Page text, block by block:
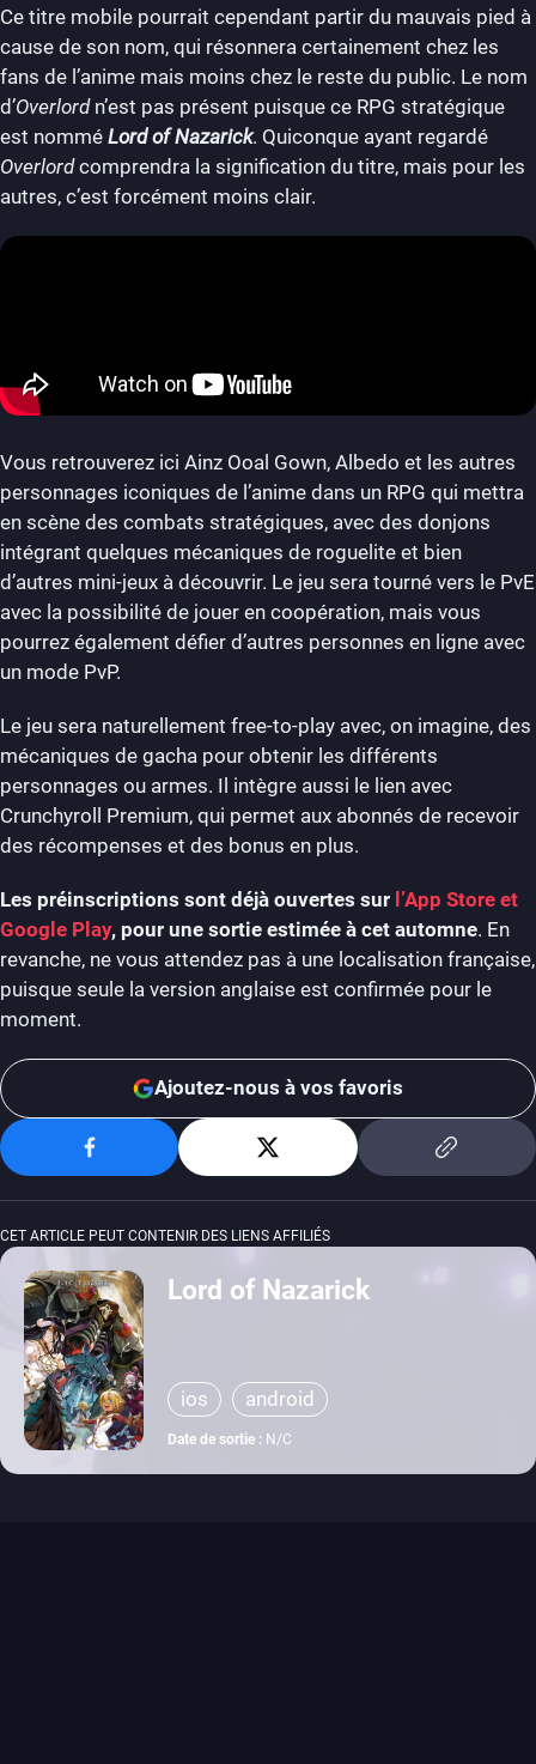
Ce titre mobile pourrait cependant partir du mauvais pied à
cause de son nom, qui résonnera certainement chez les
fans de l’anime mais moins chez le reste du public. Le nom
d’Overlordn’est pas présent puisque ce RPG stratégique
est nommé Lord of Nazarick. Quiconque ayant regardé
Overlordcomprendra la signification du titre, mais pour les
autres, c’est forcément moins clair.
Vous retrouverez ici Ainz Ooal Gown, Albedo et les autres
personnages iconiques de l’anime dans un RPG qui mettra
en scène des combats stratégiques, avec des donjons
intégrant quelques mécaniques de roguelite et bien
d’autres mini-jeux à découvrir. Le jeu sera tourné vers le PvE
avec la possibilité de jouer en coopération, mais vous
pourrez également défier d’autres personnes en ligne avec
un mode PvP.
Le jeu sera naturellement free-to-play avec, on imagine, des
mécaniques de gacha pour obtenir les différents
personnages ou armes. Il intègre aussi le lien avec
Crunchyroll Premium, qui permet aux abonnés de recevoir
des récompenses et des bonus en plus.
Les préinscriptions sont déjà ouvertes sur l’App Store et
Google Play, pour une sortie estimée à cet automne. En
revanche, ne vous attendez pas à une localisation française,
puisque seule la version anglaise est confirmée pour le
moment.
Ajoutez-nous à vos favoris
CET ARTICLE PEUT CONTENIR DES LIENS AFFILIÉS
Lord of Nazarick
ios android
Date de sortie : N/C